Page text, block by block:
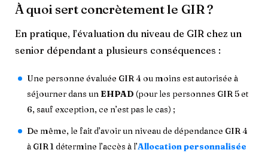
À quoi sert concrètement le GIR ?
En pratique, l’évaluation du niveau de GIR chez un
senior dépendant a plusieurs conséquences :
Une personne évaluée GIR 4 ou moins est autorisée à
séjourner dans un EHPAD (pour les personnes GIR 5 et
6, sauf exception, ce n’est pas le cas) ;
De même, le fait d’avoir un niveau de dépendance GIR 4
à GIR 1 détermine l’accès à l’Allocation personnalisée